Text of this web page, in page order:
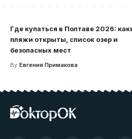
Где купаться в Полтаве 2026:
пляжи открыты, список озер и
безопасных мест
By Евгения Примакова